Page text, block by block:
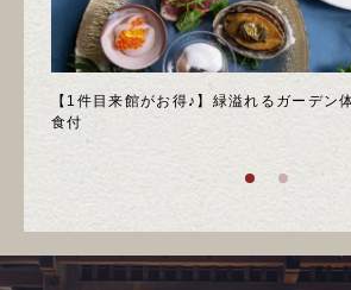
【1件目来館がお得♪】緑溢れるガーデン
食付